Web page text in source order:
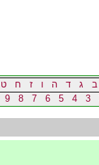
ב ג ד ה ו ז ח ט
3
4
5
6
7
8
9